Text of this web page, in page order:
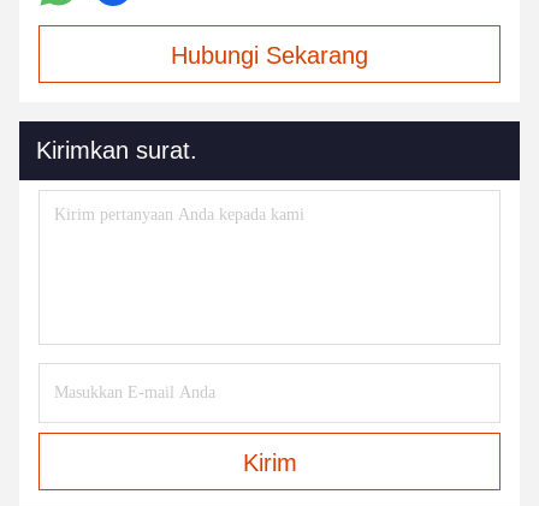
Hubungi Sekarang
Kirimkan surat.
Kirim